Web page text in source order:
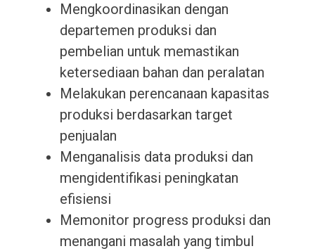
Mengkoordinasikan dengan
departemen produksi dan
pembelian untuk memastikan
ketersediaan bahan dan peralatan
Melakukan perencanaan kapasitas
produksi berdasarkan target
penjualan
Menganalisis data produksi dan
mengidentifikasi peningkatan
efisiensi
Memonitor progress produksi dan
menangani masalah yang timbul